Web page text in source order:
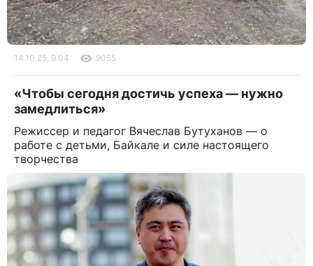
14.10.25, 9:04 9055
«Чтобы сегодня достичь успеха — нужно
замедлиться»
Режиссер и педагог Вячеслав Бутуханов — о
работе с детьми, Байкале и силе настоящего
творчества